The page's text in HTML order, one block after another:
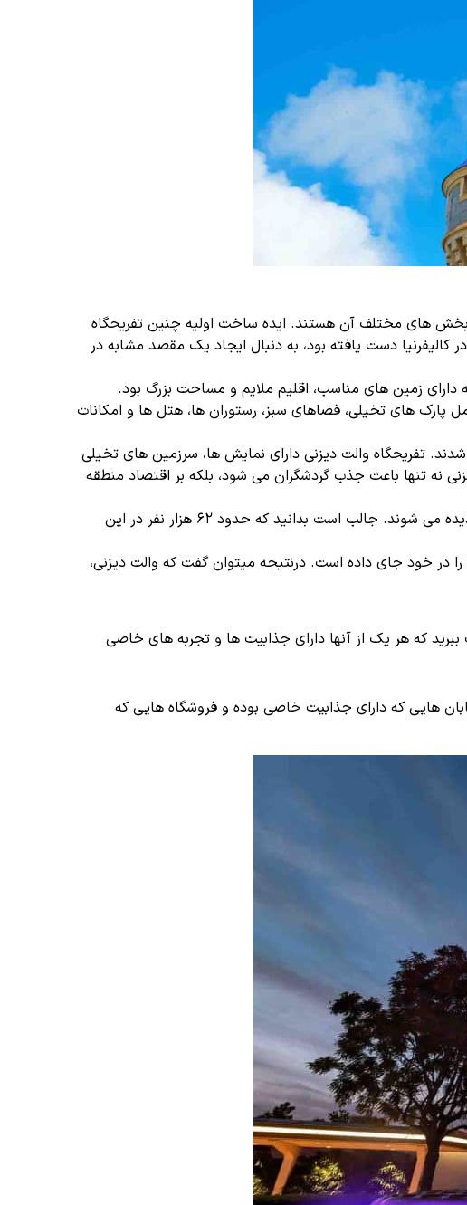
از بخش های مختلف آن هستند. ایده ساخت اولیه چنین تفریحگاه
دست یافته بود، به دنبال ایجاد یک مقصد مشابه در
زمین های مناسب، اقلیم ملایم و مساحت بزرگ بود.
در تاریخ 1 اکتبر 1971 بازگشایی گردید که دارای بیش از 27000 مساحت است و شامل پارک های تخیلی، فضاهای سبز، رستوران ها، هتل ها و امکانات
تفریحگاه والت دیزنی دارای نمایش ها، سرزمین های تخیلی
نه تنها باعث جذب گردشگران می شود، بلکه بر اقتصاد منطقه
در این مجموعه دو پارک آبی، چهار شهربازی، ۲۷ استراحتگاه و زمین های گلف قرار گرفته اند. همچنین مرکزخریدهایی نیز در آن دیده می شوند. جالب است بدانید که حدود 62 هزار نفر در این
در خود جای داده است. درنتیجه میتوان گفت که والت دیزنی،
ببرید که هر یک از آنها دارای جذابیت ها و تجربه های خاصی
هایی که دارای جذابیت خاصی بوده و فروشگاه هایی که